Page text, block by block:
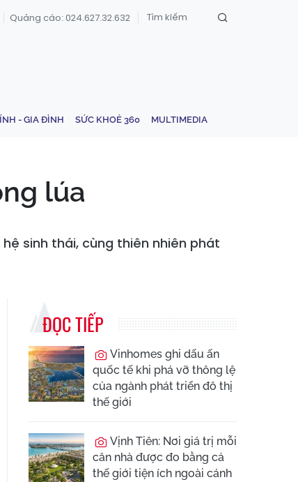
Quảng cáo: 024.627.32.632
- GIA ĐÌNH SỨC KHOẺ 360 MULTIMEDIA
lúa
sinh thái, cùng thiên nhiên phát
ĐỌC TIẾP
Vinhomes ghi dấu ấn
quốc tế khi phá vỡ thông lệ
của ngành phát triển đô thị
thế giới
Vịnh Tiên: Nơi giá trị mỗi
căn nhà được đo bằng cả
thế giới tiện ích ngoài cánh